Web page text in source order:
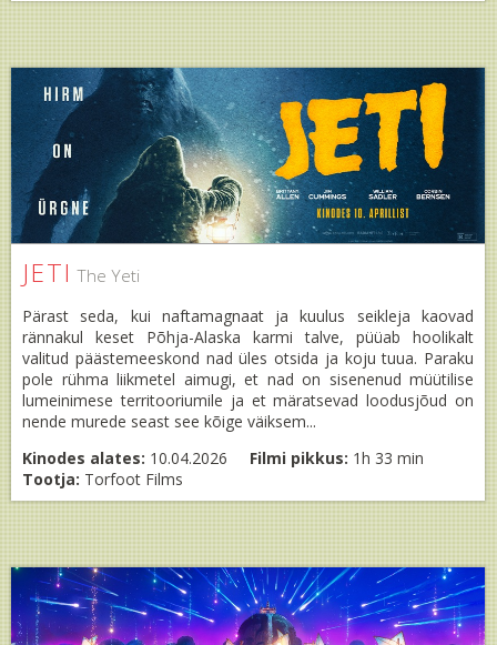
JETI The Yeti
Pärast seda, kui naftamagnaat ja kuulus seikleja kaovad
rännakul keset Põhja-Alaska karmi talve, püüab hoolikalt
valitud päästemeeskond nad üles otsida ja koju tuua. Paraku
pole rühma liikmetel aimugi, et nad on sisenenud müütilise
lumeinimese territooriumile ja et märatsevad loodusjõud on
nende murede seast see kõige väiksem...
Kinodes alates: 10.04.2026 Filmi pikkus: 1h 33 min
Tootja: Torfoot Films